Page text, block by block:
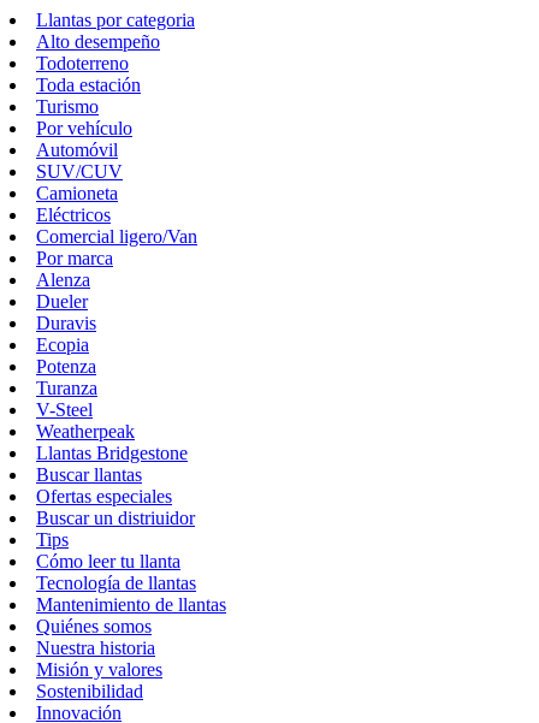
Llantas por categoria
Alto desempeño
Todoterreno
Toda estación
Turismo
Por vehículo
Automóvil
SUV/CUV
Camioneta
Eléctricos
Comercial ligero/Van
Por marca
Alenza
Dueler
Duravis
Ecopia
Potenza
Turanza
V-Steel
Weatherpeak
Llantas Bridgestone
Buscar llantas
Ofertas especiales
Buscar un distriuidor
Tips
Cómo leer tu llanta
Tecnología de llantas
Mantenimiento de llantas
Quiénes somos
Nuestra historia
Misión y valores
Sostenibilidad
Innovación